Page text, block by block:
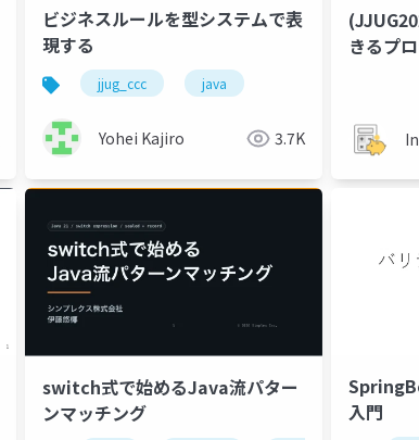
wealthnavi イベント駆動
ビジネスルールを型システムで表
現する
jjug_ccc java
Yohei Kajiro 3.7K
きるプ
switch式で始めるJava流パター
ンマッチング
入門